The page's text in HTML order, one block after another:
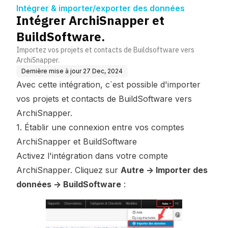
Intégrer & importer/exporter des données
Intégrer ArchiSnapper et
BuildSoftware.
Importez vos projets et contacts de Buildsoftware vers
ArchiSnapper.
Dernière mise à jour 27 Dec, 2024
Avec cette intégration, c`est possible d'importer
vos projets et contacts de BuildSoftware vers
ArchiSnapper.
1. Établir une connexion entre vos comptes
ArchiSnapper et BuildSoftware
Activez l'intégration dans votre compte
ArchiSnapper. Cliquez sur Autre -> Importer des
données -> BuildSoftware :